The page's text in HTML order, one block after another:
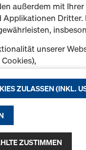
Online Shop oder
steht Ihnen gerne zur
73 840
außerdem mit
Applikationen
unserer
(Funktionale und
Werbung für Sie als
Cookies).
"Alle Cookies
Verwendung aller
ZULASSEN (INKL.
ZUSTIMMEN